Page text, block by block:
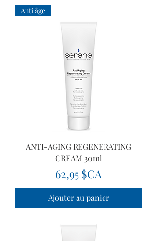
Anti âge
ANTI-AGING REGENERATING
CREAM 30ml
Prix
62,95 $CA
Ajouter au panier